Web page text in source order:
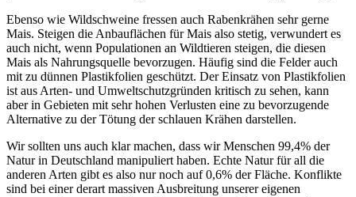
Ebenso wie Wildschweine fressen auch Rabenkrähen sehr gerne
Mais. Steigen die Anbauflächen für Mais also stetig, verwundert es
auch nicht, wenn Populationen an Wildtieren steigen, die diesen
Mais als Nahrungsquelle bevorzugen. Häufig sind die Felder auch
mit zu dünnen Plastikfolien geschützt. Der Einsatz von Plastikfolien
ist aus Arten- und Umweltschutzgründen kritisch zu sehen, kann
aber in Gebieten mit sehr hohen Verlusten eine zu bevorzugende
Alternative zu der Tötung der schlauen Krähen darstellen.
Wir sollten uns auch klar machen, dass wir Menschen 99,4% der
Natur in Deutschland manipuliert haben. Echte Natur für all die
anderen Arten gibt es also nur noch auf 0,6% der Fläche. Konflikte
sind bei einer derart massiven Ausbreitung unserer eigenen